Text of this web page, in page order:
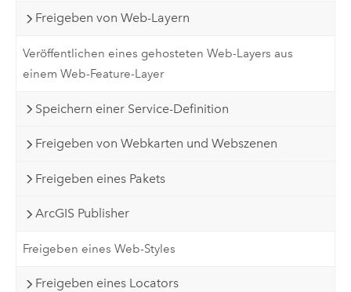
Freigeben von Web-Layern
Veröffentlichen eines gehosteten Web-Layers aus
einem Web-Feature-Layer
Speichern einer Service-Definition
Freigeben von Webkarten und Webszenen
Freigeben eines Pakets
ArcGIS Publisher
Freigeben eines Web-Styles
Freigeben eines Locators